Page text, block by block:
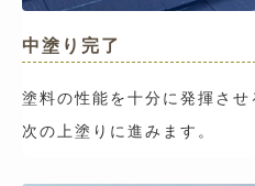
中塗り完了
塗料の性能を十分に発揮さ
次の上塗りに進みます。